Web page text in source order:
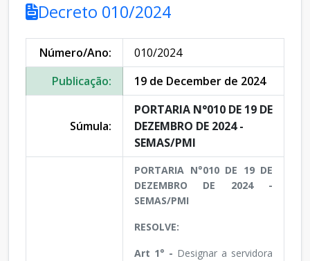
Decreto 010/2024
Número/Ano:
010/2024
Publicação:
19 de December de 2024
Súmula:
PORTARIA N°010 DE 19 DE
DEZEMBRO DE 2024 -
SEMAS/PMI
PORTARIA N°010 DE 19 DE
DEZEMBRO DE 2024 -
SEMAS/PMI
RESOLVE:
Art 1° - Designar a servidora